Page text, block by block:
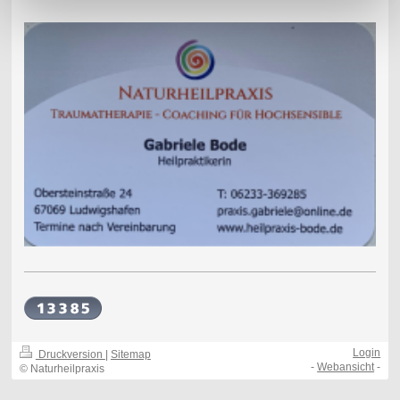
Druckversion
Sitemap
© Naturheilpraxis
Login
-Webansicht-